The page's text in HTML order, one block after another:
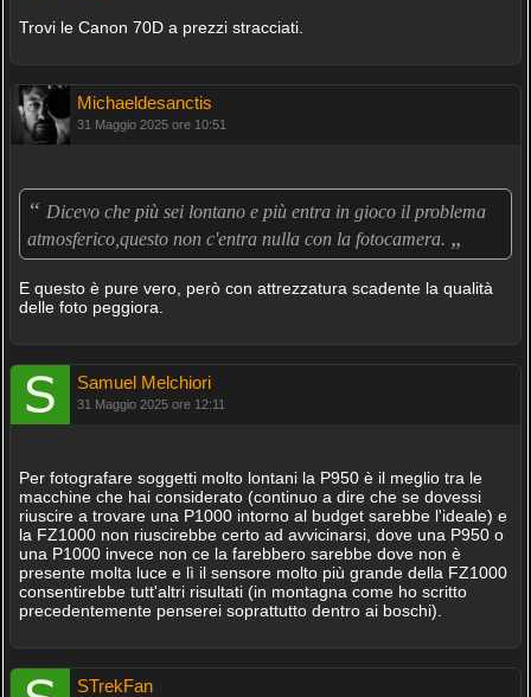
Trovi le Canon 70D a prezzi stracciati.
Michaeldesanctis
31 Maggio 2025 ore 10:51
“ Dicevo che più sei lontano e più entra in gioco il problema
atmosferico,questo non c'entra nulla con la fotocamera. „
E questo è pure vero, però con attrezzatura scadente la qualità
delle foto peggiora.
Samuel Melchiori
31 Maggio 2025 ore 12:11
Per fotografare soggetti molto lontani la P950 è il meglio tra le
macchine che hai considerato (continuo a dire che se dovessi
riuscire a trovare una P1000 intorno al budget sarebbe l'ideale) e
la FZ1000 non riuscirebbe certo ad avvicinarsi, dove una P950 o
una P1000 invece non ce la farebbero sarebbe dove non è
presente molta luce e lì il sensore molto più grande della FZ1000
consentirebbe tutt'altri risultati (in montagna come ho scritto
precedentemente penserei soprattutto dentro ai boschi).
STrekFan